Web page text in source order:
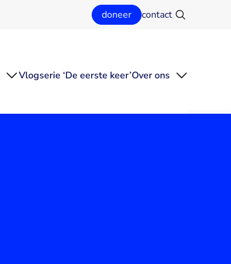
doneer contact Zoeken
Vlogserie ‘De eerste keer’Over ons